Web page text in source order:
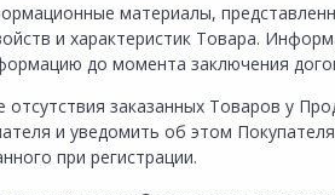
материалы,
и характеристик Товара.
до момента заключения
отсутствия заказанных Товаров у
и уведомить об этом
при регистрации.